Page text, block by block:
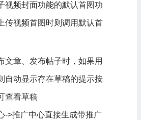
视频封面功能的默认首图功
上传视频首图时则调用默认首
文章、发布帖子时，如果用
自动显示存在草稿的提示按
查看草稿
->推广中心直接生成带推广